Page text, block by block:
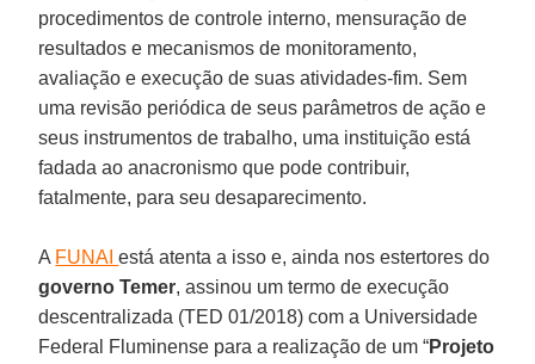
procedimentos de controle interno, mensuração de
resultados e mecanismos de monitoramento,
avaliação e execução de suas atividades-fim. Sem
uma revisão periódica de seus parâmetros de ação e
seus instrumentos de trabalho, uma instituição está
fadada ao anacronismo que pode contribuir,
fatalmente, para seu desaparecimento.
A FUNAIestá atenta a isso e, ainda nos estertores do
governo Temer, assinou um termo de execução
descentralizada (TED 01/2018) com a Universidade
Federal Fluminense para a realização de um “Projeto